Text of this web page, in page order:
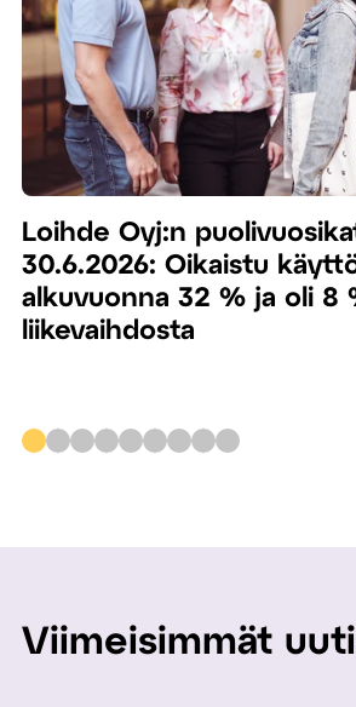
Loihde Oyj:n
30.6.2026: Oikaistu
alkuvuonna 32 % ja oli 8
liikevaihdosta
Viimeisimmät